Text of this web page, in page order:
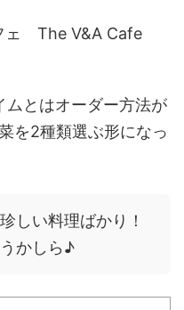
ムとはオーダー方法が
を2種類選ぶ形になっ
しい料理ばかり！
かしら♪